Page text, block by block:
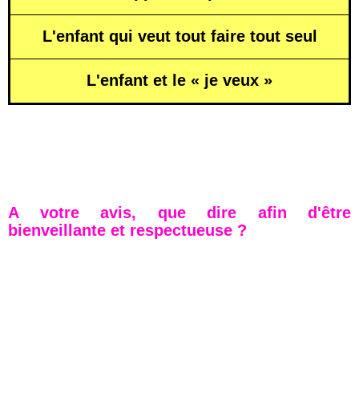
L'enfant qui veut tout faire tout seul
L'enfant et le « je veux »
A votre avis, que dire afin d'être
bienveillante et respectueuse ?